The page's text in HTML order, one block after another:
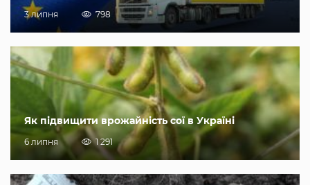
3 липня 798
Як підвищити врожайність сої в Україні
6 липня 1 291